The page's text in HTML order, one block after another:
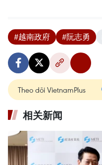
#越南政府 #阮志勇
Theo dõi VietnamPlus
相关新闻